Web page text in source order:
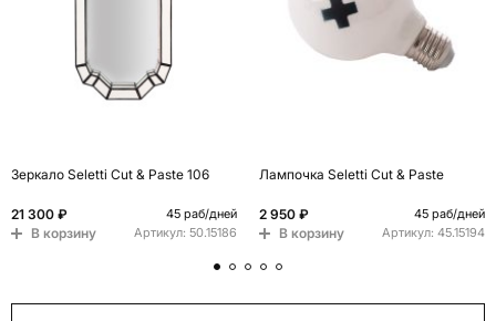
Зеркало Seletti Cut & Paste 106
21 300 ₽ 45 раб/дней
В корзину Артикул: 50.15186
Лампочка Seletti Cut & Paste
2 950 ₽ 45 раб/дней
В корзину Артикул: 45.15194